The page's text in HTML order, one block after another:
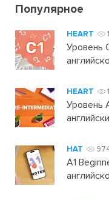
Популярное
HEART
Уровень
HEART
Уровень
HAT
A1